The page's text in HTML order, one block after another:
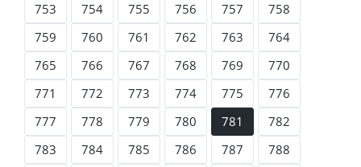
753
754 755 756 757
758
759
760 761 762 763
764
765
766 767 768 769
770
771
772 773 774 775
776
777
778 779 780 781
782
783
784 785 786 787
788